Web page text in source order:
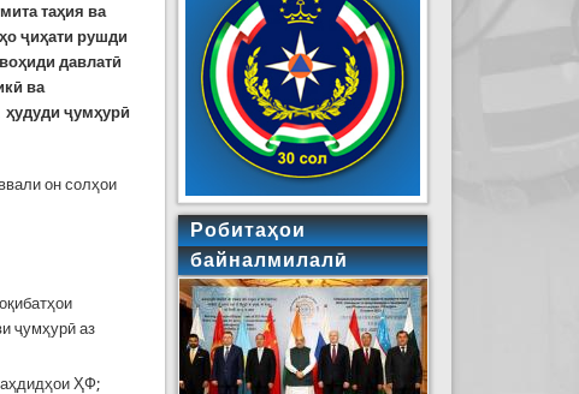
таҳия ва
о ҷиҳати рушди
воҳиди давлатӣ
ӣ ва
ҳудуди ҷумҳурӣ
он солҳои
ҷумҳурӣ аз
ҲФ;
Робитаҳои
байналмилалӣ